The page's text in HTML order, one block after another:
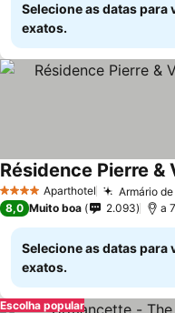
Selecione as datas para
exatos.
4 EstrelasAparthotel Armário
8,0 Muito boa 2.093 a
Selecione as datas para
exatos.
Escolha popular